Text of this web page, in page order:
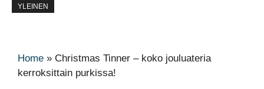
YLEINEN
Home » Christmas Tinner – koko jouluateria
kerroksittain purkissa!